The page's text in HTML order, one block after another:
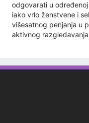
odgovarati u
iako vrlo ženstvene i
višesatnog penjanja u
aktivnog